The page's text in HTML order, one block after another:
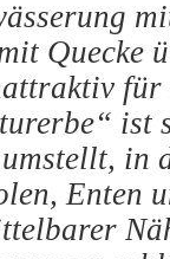
Quecke
für
ist
in
Enten